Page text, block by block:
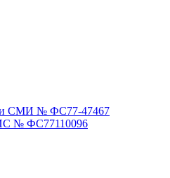
СМИ № ФС77-47467
№ ФС77110096